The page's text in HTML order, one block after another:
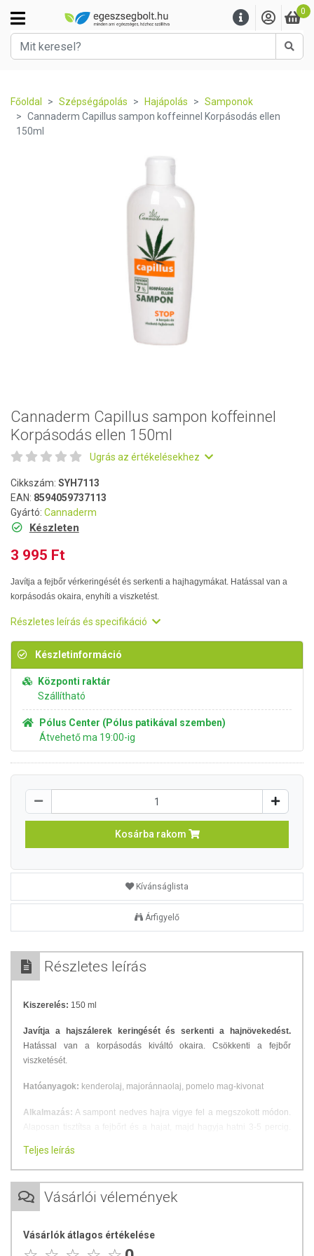
0
Főoldal Szépségápolás Hajápolás
Samponok
Cannaderm Capillus sampon koffeinnel Korpásodás ellen
150ml
Cannaderm Capillus sampon koffeinnel
Korpásodás ellen 150ml
Ugrás az értékelésekhez
Cikkszám: SYH7113
EAN: 8594059737113
Gyártó: Cannaderm
Készleten
3 995 Ft
Javítja a fejbőr vérkeringését és serkenti a hajhagymákat. Hatással van a
korpásodás okaira, enyhíti a viszketést.
Részletes leírás és specifikáció
Készletinformáció
Központi raktár
Szállítható
Pólus Center (Pólus patikával szemben)
Átvehető ma 19:00-ig
Kosárba rakom
Kívánságlista
Árfigyelő
Részletes leírás
Kiszerelés: 150 ml
Javítja a hajszálerek keringését és serkenti a hajnövekedést.
Hatással van a korpásodás kiváltó okaira. Csökkenti a fejbőr
viszketését.
Hatóanyagok: kenderolaj, majoránnaolaj, pomelo mag-kivonat
Alkalmazás: A sampont nedves hajra vigye fel a megszokott módon.
Alaposan tisztítsa a fejbőrt és a hajat, majd hagyja hatni 3-5 percig.
Összetevők:Víz, Cocamidopropyl Betaine, Sodium Chloride,
Glycerin, Propylene Glycol, Sodium C12-18 Alkyl Sulfate, Sodium
Lauroyl Sarcosinate, Orvosi kender (Cannabis Sativa) mag-kivonat,
Alcohol Denat., Glyceryl Caprylate, Poly-glyceryl-4 Caprate, Piroctone
Glyceryl Undecylenate, p-Anisic Acid, Pomelo (Citrus Grandis) mag-
Teljes leírás
Vásárlói vélemények
Vásárlók átlagos értékelése